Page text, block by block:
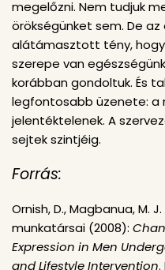
megelőzni. Nem tudjuk
örökségünket sem. De
alátámasztott tény,
szerepe van
korábban gondoltuk. És
legfontosabb üzenete: a
jelentéktelenek. A
sejtek szintjéig.
Forrás:
Ornish, D., Magbanua, M.
munkatársai (2008):
Expression in Men
and Lifestyle Intervention.